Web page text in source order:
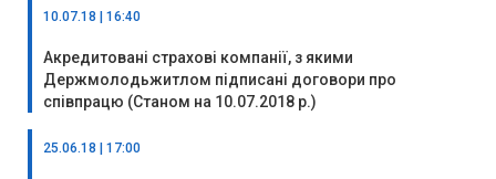
10.07.18 | 16:40
Акредитовані страхові компанії, з якими
Держмолодьжитлом підписані договори про
співпрацю (Станом на 10.07.2018 р.)
25.06.18 | 17:00